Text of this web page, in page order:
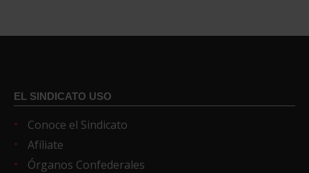
EL SINDICATO USO
Conoce el Sindicato
Afíliate
Órganos Confederales